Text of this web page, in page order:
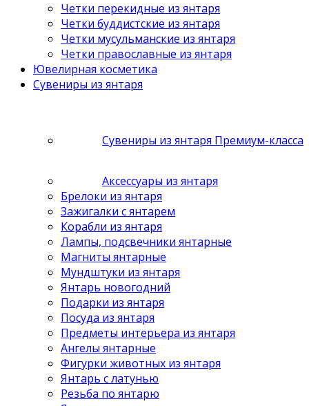
Четки перекидные из янтаря
Четки буддистские из янтаря
Четки мусульманские из янтаря
Четки православные из янтаря
Ювелирная косметика
Сувениры из янтаря
Сувениры из янтаря Премиум-класса
Аксессуары из янтаря
Брелоки из янтаря
Зажигалки с янтарем
Корабли из янтаря
Лампы, подсвечники янтарные
Магниты янтарные
Мундштуки из янтаря
Янтарь новогодний
Подарки из янтаря
Посуда из янтаря
Предметы интерьера из янтаря
Ангелы янтарные
Фигурки животных из янтаря
Янтарь с латунью
Резьба по янтарю